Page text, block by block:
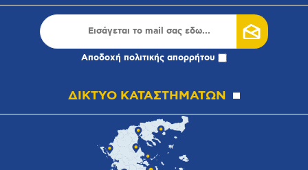
Αποδοχή πολιτικής απορρήτου
ΔΙΚΤΥΟ ΚΑΤΑΣΤΗΜΑΤΩΝ